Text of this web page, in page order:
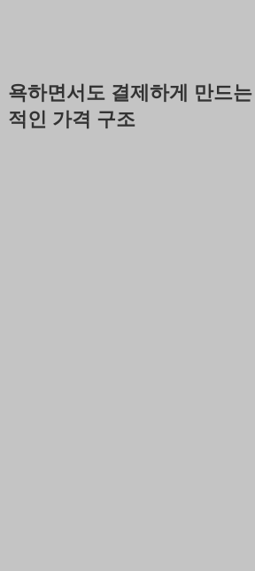
욕하면서도 결제하게 만드
적인 가격 구조